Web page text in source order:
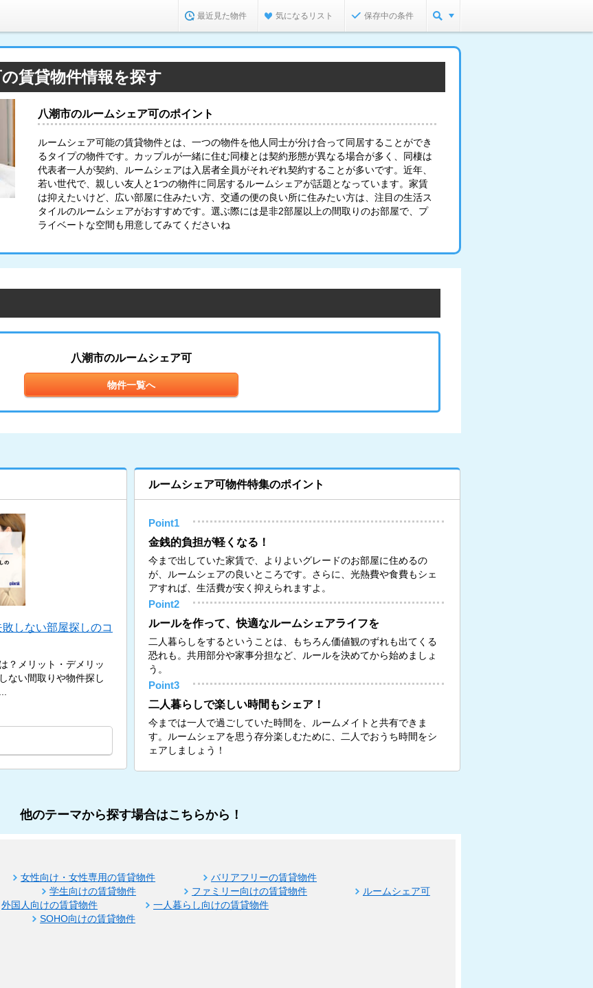
最近見た物件 気になるリスト 保存中の条件
賃貸物件情報を探す
八潮市のルームシェア可のポイント
ルームシェア可能の賃貸物件とは、一つの物件を他人同士が分け合って同居することができ
るタイプの物件です。カップルが一緒に住む同棲とは契約形態が異なる場合が多く、同棲は
代表者一人が契約、ルームシェアは入居者全員がそれぞれ契約することが多いです。近年、
若い世代で、親しい友人と1つの物件に同居するルームシェアが話題となっています。家賃
は抑えたいけど、広い部屋に住みたい方、交通の便の良い所に住みたい方は、注目の生活ス
タイルのルームシェアがおすすめです。選ぶ際には是非2部屋以上の間取りのお部屋で、プ
ライベートな空間も用意してみてくださいね
八潮市のルームシェア可
物件一覧へ
しない部屋探しのコ
？メリット・デメリッ
ない間取りや物件探し
ルームシェア可物件特集のポイント
Point1
金銭的負担が軽くなる！
今まで出していた家賃で、よりよいグレードのお部屋に住めるの
が、ルームシェアの良いところです。さらに、光熱費や食費もシェ
アすれば、生活費が安く抑えられますよ。
Point2
ルールを作って、快適なルームシェアライフを
二人暮らしをするということは、もちろん価値観のずれも出てくる
恐れも。共用部分や家事分担など、ルールを決めてから始めましょ
う。
Point3
二人暮らしで楽しい時間もシェア！
今までは一人で過ごしていた時間を、ルームメイトと共有できま
す。ルームシェアを思う存分楽しむために、二人でおうち時間をシ
ェアしましょう！
他のテーマから探す場合はこちらから！
女性向け・女性専用の賃貸物件
バリアフリーの賃貸物件
学生向けの賃貸物件 ファミリー向けの賃貸物件
ルームシェア可
外国人向けの賃貸物件
一人暮らし向けの賃貸物件
SOHO向けの賃貸物件